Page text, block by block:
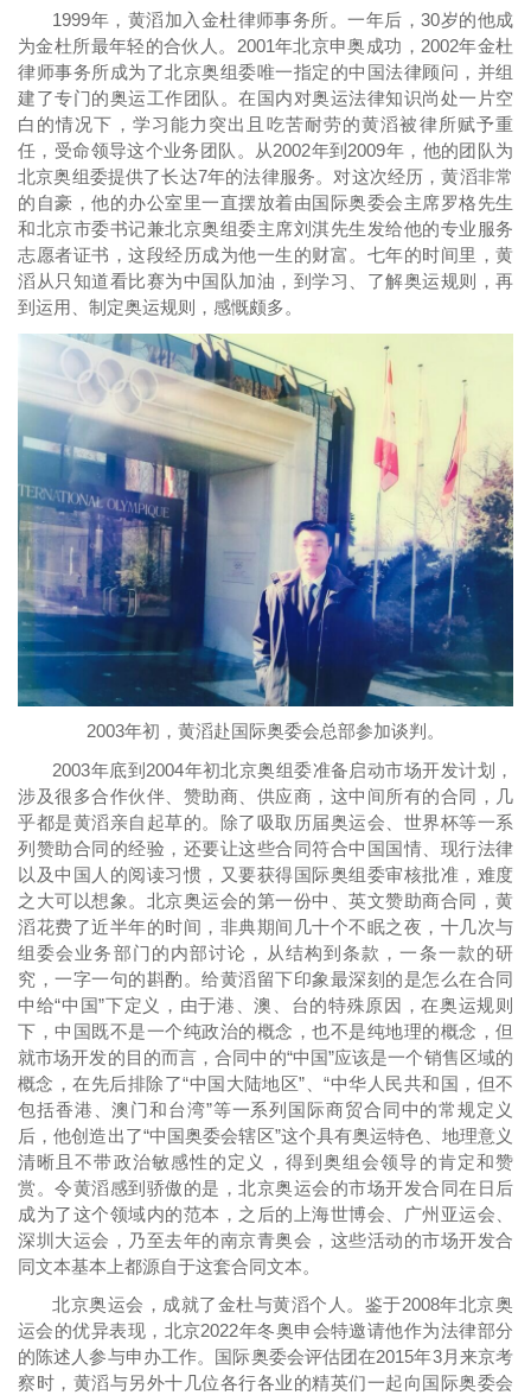
1999年，黄滔加入金杜律师事务所。一年后，30岁的他成
为金杜所最年轻的合伙人。2001年北京申奥成功，2002年金杜
律师事务所成为了北京奥组委唯一指定的中国法律顾问，并组
建了专门的奥运工作团队。在国内对奥运法律知识尚处一片空
白的情况下，学习能力突出且吃苦耐劳的黄滔被律所赋予重
任，受命领导这个业务团队。从2002年到2009年，他的团队为
北京奥组委提供了长达7年的法律服务。对这次经历，黄滔非常
的自豪，他的办公室里一直摆放着由国际奥委会主席罗格先生
和北京市委书记兼北京奥组委主席刘淇先生发给他的专业服务
志愿者证书，这段经历成为他一生的财富。七年的时间里，黄
滔从只知道看比赛为中国队加油，到学习、了解奥运规则，再
到运用、制定奥运规则，感慨颇多。
2003年初，黄滔赴国际奥委会总部参加谈判。
2003年底到2004年初北京奥组委准备启动市场开发计划，
涉及很多合作伙伴、赞助商、供应商，这中间所有的合同，几
乎都是黄滔亲自起草的。除了吸取历届奥运会、世界杯等一系
列赞助合同的经验，还要让这些合同符合中国国情、现行法律
以及中国人的阅读习惯，又要获得国际奥组委审核批准，难度
之大可以想象。北京奥运会的第一份中、英文赞助商合同，黄
滔花费了近半年的时间，非典期间几十个不眠之夜，十几次与
组委会业务部门的内部讨论，从结构到条款，一条一款的研
究，一字一句的斟酌。给黄滔留下印象最深刻的是怎么在合同
中给“中国”下定义，由于港、澳、台的特殊原因，在奥运规则
下，中国既不是一个纯政治的概念，也不是纯地理的概念，但
就市场开发的目的而言，合同中的“中国”应该是一个销售区域的
概念，在先后排除了“中国大陆地区”、“中华人民共和国，但不
包括香港、澳门和台湾”等一系列国际商贸合同中的常规定义
后，他创造出了“中国奥委会辖区”这个具有奥运特色、地理意义
清晰且不带政治敏感性的定义，得到奥组会领导的肯定和赞
赏。令黄滔感到骄傲的是，北京奥运会的市场开发合同在日后
成为了这个领域内的范本，之后的上海世博会、广州亚运会、
深圳大运会，乃至去年的南京青奥会，这些活动的市场开发合
同文本基本上都源自于这套合同文本。
北京奥运会，成就了金杜与黄滔个人。鉴于2008年北京奥
运会的优异表现，北京2022年冬奥申会特邀请他作为法律部分
的陈述人参与申办工作。国际奥委会评估团在2015年3月来京考
察时，黄滔与另外十几位各行各业的精英们一起向国际奥委会